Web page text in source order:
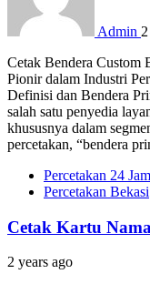
Admin
Cetak Bendera Custom
Pionir dalam Industri
Definisi dan Bendera
salah satu penyedia
khususnya dalam
percetakan, “bendera
Percetakan 24 Jam
Percetakan Bekasi
Cetak Kartu
2 years ago